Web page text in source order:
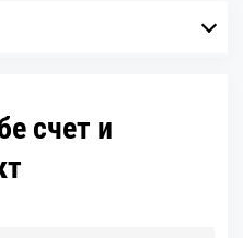
счет и